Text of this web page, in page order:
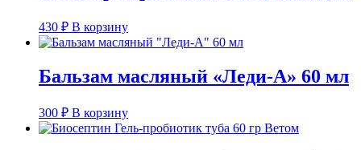
430 ₽ В корзину
Бальзам масляный «Леди-А» 60 мл
300 ₽ В корзину